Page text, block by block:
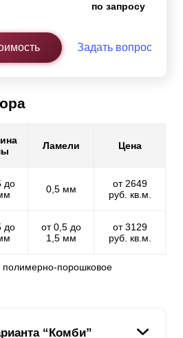
по запросу
Задать вопрос
Ламели Цена
до
0,5 мм
от 2649
руб. кв.м.
до
от 0,5 до
1,5 мм
от 3129
руб. кв.м.
порошковое
“Комби”